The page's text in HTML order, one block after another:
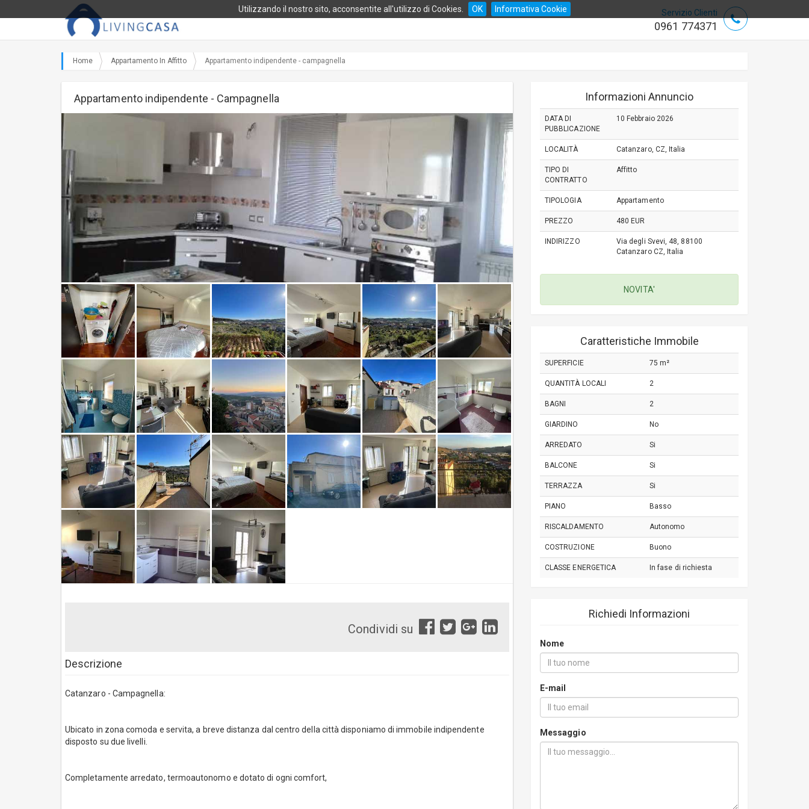
Utilizzando il nostro sito, acconsentite all'utilizzo di Cookies. OK Informativa Cookie Servizio Clienti
0961 774371
Home Appartamento In Affitto Appartamento indipendente - campagnella
Appartamento indipendente - Campagnella
Condividi su
Descrizione
Catanzaro - Campagnella:
Ubicato in zona comoda e servita, a breve distanza dal centro della città disponiamo di immobile indipendente
disposto su due livelli.
Completamente arredato, termoautonomo e dotato di ogni comfort,
Informazioni Annuncio
DATA DI
PUBBLICAZIONE
10 Febbraio 2026
LOCALITÀ Catanzaro, CZ, Italia
TIPO DI
CONTRATTO
Affitto
TIPOLOGIA Appartamento
PREZZO 480 EUR
INDIRIZZO
Via degli Svevi, 48, 88100
Catanzaro CZ, Italia
NOVITA'
Caratteristiche Immobile
SUPERFICIE 75 m²
QUANTITÀ LOCALI 2
BAGNI 2
GIARDINO No
ARREDATO Si
BALCONE Si
TERRAZZA Si
PIANO Basso
RISCALDAMENTO Autonomo
COSTRUZIONE Buono
CLASSE ENERGETICA In fase di richiesta
Richiedi Informazioni
Nome
E-mail
Messaggio